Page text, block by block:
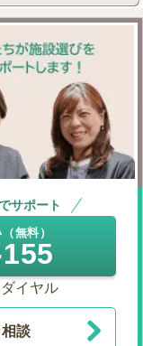
サポート
無料）
イヤル
談